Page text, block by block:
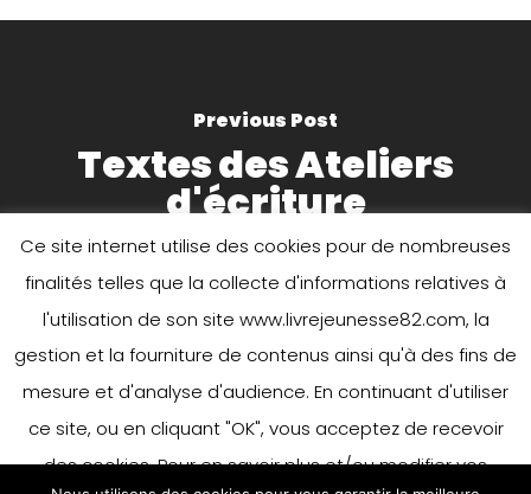
Previous Post
Textes des Ateliers
d'écriture
Next Post
" Écrire en Forêt "
Ce site internet utilise des cookies pour de nombreuses
finalités telles que la collecte d'informations relatives à
l'utilisation de son site www.livrejeunesse82.com, la
gestion et la fourniture de contenus ainsi qu'à des fins de
mesure et d'analyse d'audience. En continuant d'utiliser
ce site, ou en cliquant "OK", vous acceptez de recevoir
des cookies. Pour en savoir plus et/ou modifier vos